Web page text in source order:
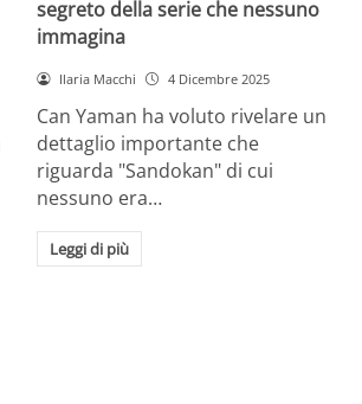
segreto della serie che nessuno
immagina
Ilaria Macchi 4 Dicembre 2025
Can Yaman ha voluto rivelare un
dettaglio importante che
riguarda "Sandokan" di cui
nessuno era…
Leggi di più